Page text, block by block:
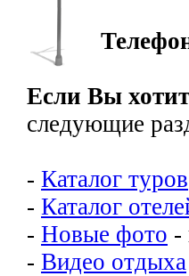
Если Вы
следующие
- Каталог туров
- Каталог
- Новые фото -
- Видео отдыха